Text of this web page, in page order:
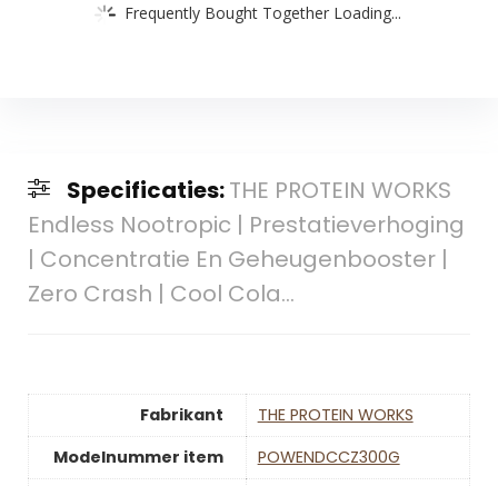
Frequently Bought Together Loading...
Specificaties:THE PROTEIN WORKS
Endless Nootropic | Prestatieverhoging
| Concentratie En Geheugenbooster |
Zero Crash | Cool Cola…
Fabrikant
‎THE PROTEIN WORKS
Modelnummer item
‎POWENDCCZ300G